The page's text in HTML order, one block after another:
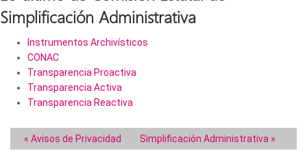
Simplificación Administrativa
Instrumentos Archivísticos
CONAC
Transparencia Proactiva
Transparencia Activa
Transparencia Reactiva
« Avisos de Privacidad Simplificación Administrativa »